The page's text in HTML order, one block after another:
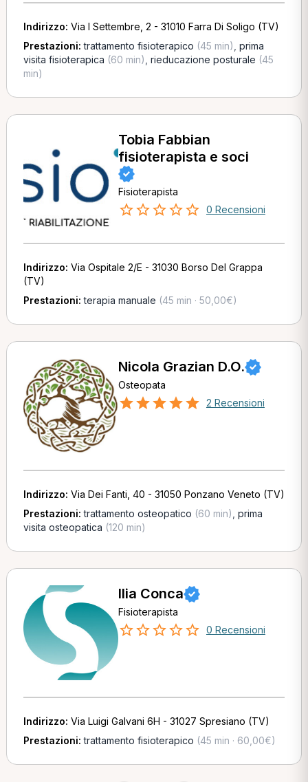
Indirizzo: Via I Settembre, 2 - 31010 Farra Di Soligo (TV)
Prestazioni:trattamento fisioterapico (45 min) prima
visita fisioterapica (60 min) rieducazione posturale (45
min)
Tobia Fabbian
fisioterapista e soci
Fisioterapista
0 Recensioni
Indirizzo: Via Ospitale 2/E - 31030 Borso Del Grappa
(TV)
Prestazioni:terapia manuale (45 min · 50,00€)
Nicola Grazian D.O.
Osteopata
2 Recensioni
Indirizzo: Via Dei Fanti, 40 - 31050 Ponzano Veneto (TV)
Prestazioni:trattamento osteopatico (60 min) prima
visita osteopatica (120 min)
Ilia Conca
Fisioterapista
0 Recensioni
Indirizzo: Via Luigi Galvani 6H - 31027 Spresiano (TV)
Prestazioni:trattamento fisioterapico (45 min · 60,00€)